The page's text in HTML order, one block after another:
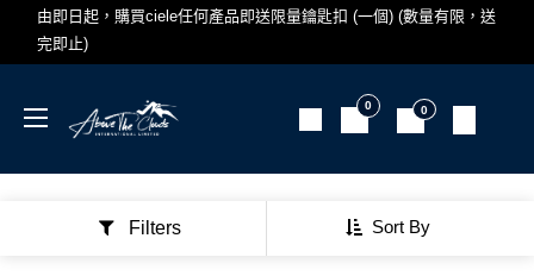
跳至內容由即日起，購買ciele任何產品即送限量鑰匙扣 (一個) (數量有限，送
完即止)
0 0
Sort By
Filters